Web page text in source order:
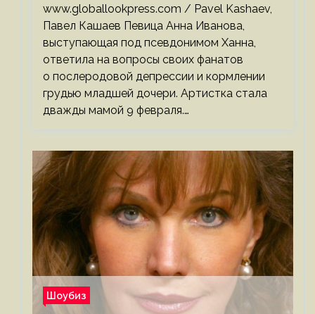
www.globallookpress.com / Pavel Kashaev,
Павел Кашаев Певица Анна Иванова,
выступающая под псевдонимом Ханна,
ответила на вопросы своих фанатов
о послеродовой депрессии и кормлении
грудью младшей дочери. Артистка стала
дважды мамой 9 февраля.…
Шоубиз